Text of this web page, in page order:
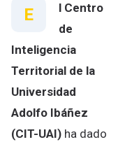
E
l Centro
de
Inteligencia
Territorial de la
Universidad
Adolfo Ibáñez
(CIT-UAI) ha dado